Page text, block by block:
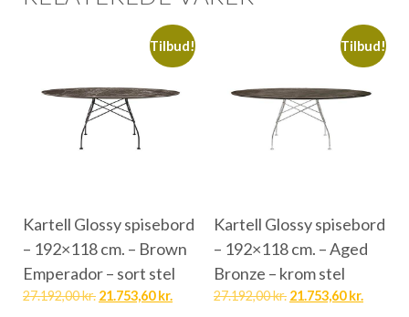
Tilbud!
Kartell Glossy spisebord
– 192×118 cm. – Brown
Emperador – sort stel
27.192,00kr. 21.753,60kr.
Tilbud!
Kartell Glossy spisebord
– 192×118 cm. – Aged
Bronze – krom stel
27.192,00kr. 21.753,60kr.